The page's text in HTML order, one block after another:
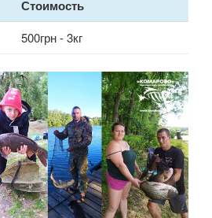
Стоимость
500грн - 3кг